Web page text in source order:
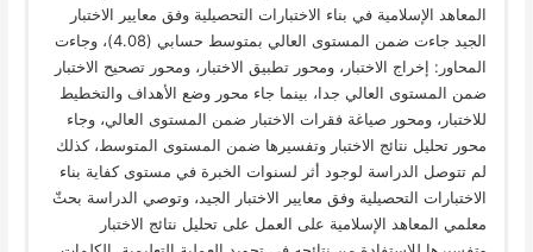
المعاهد الإسلامية في بناء الاختبارات التحصيلية وفق معايير الاختبار
الجيد جاءت ضمن المستوى العالي بمتوسط حسابي (4.08)، وجاءت
المحاور: إخراج الاختبار، ومحور تطبيق الاختبار، ومحور تصحيح الاختبار
ضمن المستوى العالي جدا، بينما جاء محور وضع الأهداف والتخطيط
للاختبار، ومحور صياغة فقرات الاختبار ضمن المستوى العالي، وجاء
محور تحليل نتائج الاختبار وتفسيرها ضمن المستوى المتوسط، كذلك
لم تتوصل الدراسة لوجود أثر لسنوات الخبرة في مستوى كفاية بناء
الاختبارات التحصيلية وفق معايير الاختبار الجيد، وتوصي الدراسة بحثّ
معلمي المعاهد الإسلامية على العمل على تحليل نتائج الاختبار